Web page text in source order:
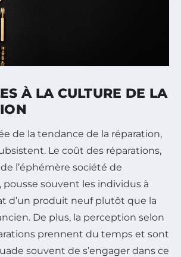
À LA CULTURE DE LA
de la tendance de la réparation,
Le coût des réparations,
l’éphémère société de
souvent les individus à
d’un produit neuf plutôt que la
De plus, la perception selon
prennent du temps et sont
souvent de s’engager dans ce